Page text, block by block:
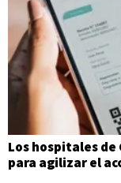
Los hospitales
para agilizar el